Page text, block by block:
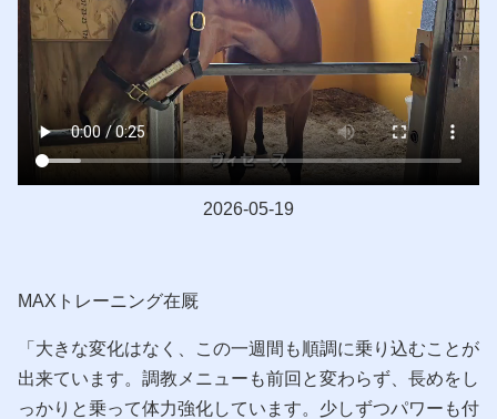
2026-05-19
MAXトレーニング在厩
「大きな変化はなく、この一週間も順調に乗り込むことが
出来ています。調教メニューも前回と変わらず、長めをし
っかりと乗って体力強化しています。少しずつパワーも付